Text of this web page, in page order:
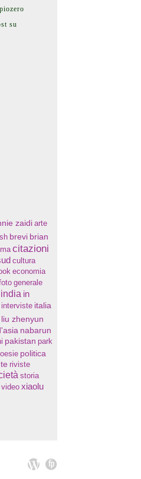
su
zaidiarte
brevi brian
citazioni
cultura
economia
generale
india in
interviste italia
liu zhenyun
nabarun
pakistan park
politica
riviste
storia
video xiaolu